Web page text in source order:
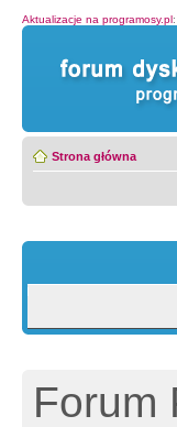
Aktualizacje na programosy.pl:
Strona główna
Forum